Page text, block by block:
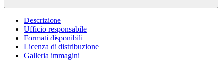
Descrizione
Ufficio responsabile
Formati disponibili
Licenza di distribuzione
Galleria immagini